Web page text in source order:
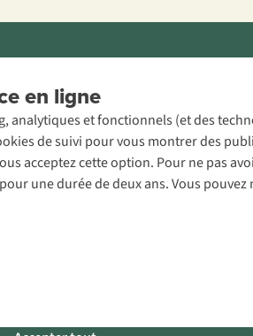
en ligne
et fonctionnels (et des
de suivi pour vous montrer des
acceptez cette option. Pour ne pas
une durée de deux ans. Vous